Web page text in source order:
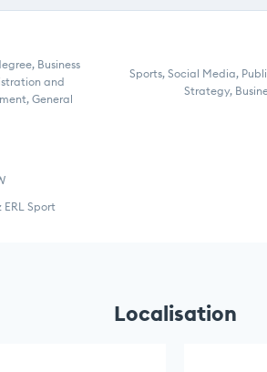
Business
and
General
Sports, Social Media,
Strategy,
Sport
Localisation